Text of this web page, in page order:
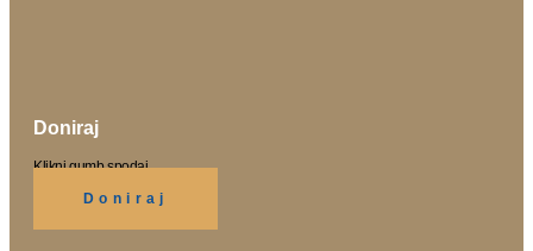
Doniraj
Klikni gumb spodaj.
Doniraj